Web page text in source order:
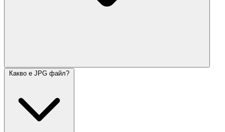
Какво е JPG файл?